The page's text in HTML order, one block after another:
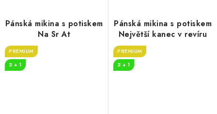
Pánská mikina s potiskem
Na Sr At
PREMIUM
2 + 1
Pánská mikina s potiskem
Největší kanec v revíru
PREMIUM
2 + 1